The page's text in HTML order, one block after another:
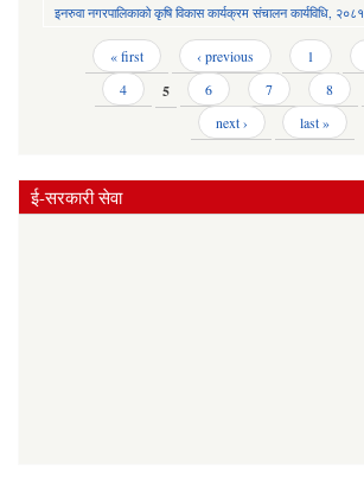
इनरुवा नगरपालिकाको कृषि विकास कार्यक्रम संचालन कार्यविधि, २०८१
« first ‹ previous 1
4
5 6 7 8
next ›
last »
ई-सरकारी सेवा